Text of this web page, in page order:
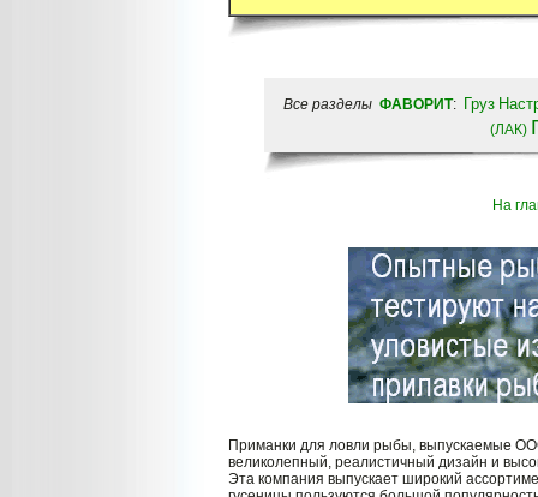
Все разделы ФАВОРИТ: Груз
(ЛАК)
На
Приманки для ловли рыбы, выпускаемые
великолепный, реалистичный дизайн и
Эта компания выпускает широкий